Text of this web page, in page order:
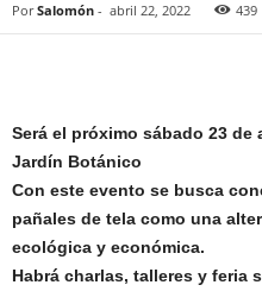
Por Salomón - abril 22, 2022 439
Será el próximo sábado 23 de
Jardín Botánico
Con este evento se busca
pañales de tela como una
ecológica y económica.
Habrá charlas, talleres y feria